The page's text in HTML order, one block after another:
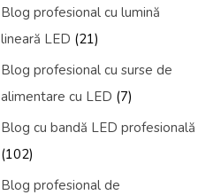
Blog profesional cu lumină
lineară LED (21)
Blog profesional cu surse de
alimentare cu LED (7)
Blog cu bandă LED profesională
(102)
Blog profesional de